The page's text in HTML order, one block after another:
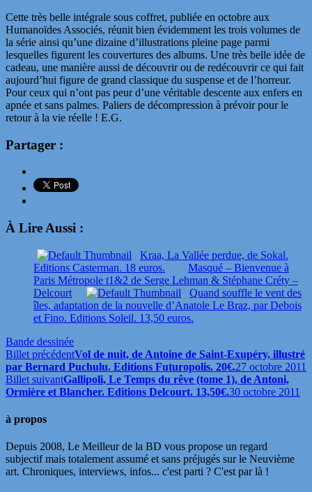
Cette très belle intégrale sous coffret, publiée en octobre aux
Humanoïdes Associés, réunit bien évidemment les trois volumes de
la série ainsi qu’une dizaine d’illustrations pleine page parmi
lesquelles figurent les couvertures des albums. Une très belle idée de
cadeau, une manière aussi de découvrir ou de redécouvrir ce qui fait
aujourd’hui figure de grand classique du suspense et de l’horreur.
Pour ceux qui n’ont pas peur d’une véritable descente aux enfers en
apnée et sans palmes. Paliers de décompression à prévoir pour le
retour à la vie réelle ! E.G.
Partager :
À Lire Aussi :
Kraa, La Vallée perdue, de Sokal.
Editions Casterman. 18 euros.
Masqué – Bienvenue à
Paris Métropole t1&2 de Serge Lehman & Stéphane Créty –
Delcourt
Quand souffle le vent des
îles, adaptation de la nouvelle d’Anatole Le Braz, par Debois
et Fino. Editions Soleil. 13,50 euros.
Bande dessinée
Billet précédentVol de nuit, de Antoine de Saint-Exupéry, illustré
par Bernard Puchulu. Editions Futuropolis. 20€.27 octobre 2011
Billet suivantGallipoli, Le Temps du rêve (tome 1), de Antoni,
Ormière et Blancher. Editions Delcourt. 13,50€.30 octobre 2011
à propos
Depuis 2008, Le Meilleur de la BD vous propose un regard
subjectif mais totalement assumé et sans préjugés sur le Neuvième
art. Chroniques, interviews, infos... c'est parti ? C'est par là !